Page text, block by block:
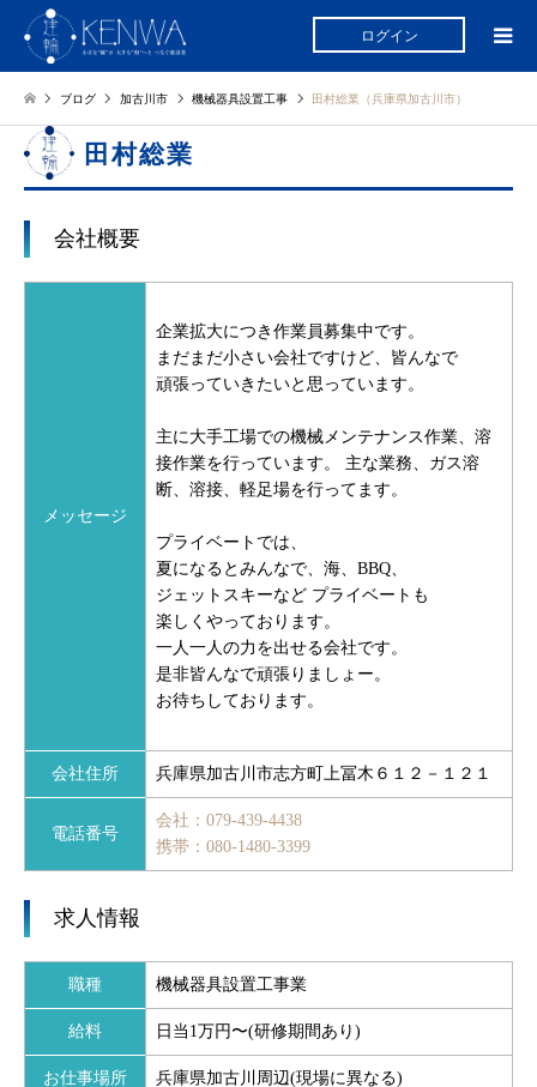
ログイン
ブログ 加古川市 機械器具設置工事 田村総業（兵庫県加古川市）
田村総業
会社概要
メッセージ
企業拡大につき作業員募集中です。
まだまだ小さい会社ですけど、皆んなで
頑張っていきたいと思っています。
主に大手工場での機械メンテナンス作業、溶
接作業を行っています。
主な業務、ガス溶
断、溶接、軽足場を行ってます。
プライベートでは、
夏になるとみんなで、海、BBQ、
ジェットスキーなど プライベートも
楽しくやっております。
一人一人の力を出せる会社です。
是非皆んなで頑張りましょー。
お待ちしております。
会社住所 兵庫県加古川市志方町上冨木６１２－１２１
電話番号
会社：079-439-4438
携帯：080-1480-3399
求人情報
職種 機械器具設置工事業
給料 日当1万円〜(研修期間あり)
お仕事場所 兵庫県加古川周辺(現場に異なる)